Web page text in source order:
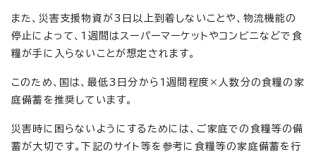
また、災害支援物資が3日以上到着しないことや、物流機能の
停止によって、1週間はスーパーマーケットやコンビニなどで食
糧が手に入らないことが想定されます。
このため、国は、最低3日分から1週間程度×人数分の食糧の家
庭備蓄を推奨しています。
災害時に困らないようにするためには、ご家庭での食糧等の備
蓄が大切です。下記のサイト等を参考に食糧等の家庭備蓄を行